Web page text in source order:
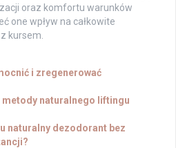
oraz komfortu warunków
one wpływ na całkowite
kursem.
i zregenerować
metody naturalnego liftingu
naturalny dezodorant bez